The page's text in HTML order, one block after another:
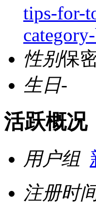
tips-for-
性别保
生日-
活跃概况
用户组
注册时